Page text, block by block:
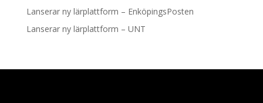
Lanserar ny lärplattform – EnköpingsPosten
Lanserar ny lärplattform – UNT